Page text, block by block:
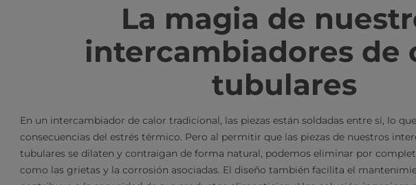
La magia de
intercambiadores de
tubulares
En un intercambiador de calor tradicional, las piezas están soldadas entre sí, lo
consecuencias del estrés térmico. Pero al permitir que las piezas de nuestros
tubulares se dilaten y contraigan de forma natural, podemos eliminar por
como las grietas y la corrosión asociadas. El diseño también facilita el